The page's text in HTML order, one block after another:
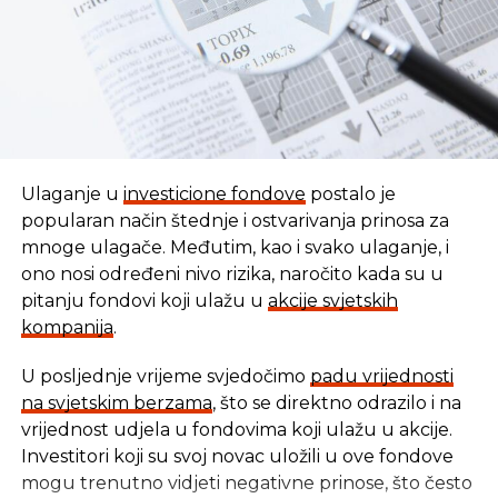
U vremenu kada tradicionalni oblici štednje nude
sve skromnije prinose, ovaj Fond se nameće kao
moderna alternativa svima koji žele da njihov novac
radi za njih, i da pritom podrže razvoj domaće
privrede.
Ulaganje u investicione fondove postalo je
popularan način štednje i ostvarivanja prinosa za
mnoge ulagače. Međutim, kao i svako ulaganje, i
ono nosi određeni nivo rizika, naročito kada su u
pitanju fondovi koji ulažu u akcije svjetskih
kompanija.
U posljednje vrijeme svjedočimo padu vrijednosti
na svjetskim berzama, što se direktno odrazilo i na
vrijednost udjela u fondovima koji ulažu u akcije.
Investitori koji su svoj novac uložili u ove fondove
mogu trenutno vidjeti negativne prinose, što često